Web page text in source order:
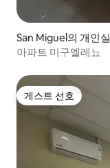
San Miguel의 개인실
아파트 미구엘레뇨
게스트 선호
게스트 선호